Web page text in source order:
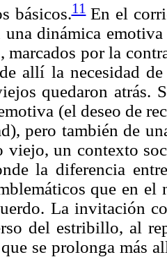
básicos.11 En el
una dinámica
marcados por la
allí la necesidad
quedaron atrás.
(el deseo de
pero también de
viejo, un contexto
la diferencia
que en el
La invitación
del estribillo, al
se prolonga más